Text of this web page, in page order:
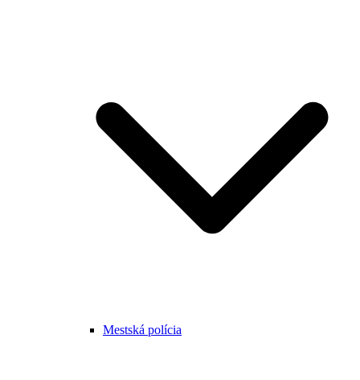
Mestská polícia